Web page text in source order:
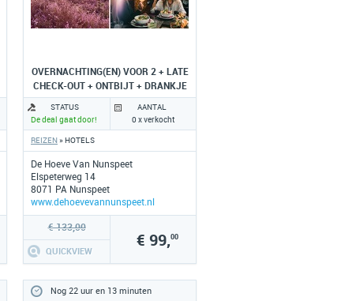
OVERNACHTING(EN) VOOR 2 + LATE
CHECK-OUT + ONTBIJT + DRANKJE
De Hoeve Van Nunspeet
Elspeterweg 14
8071 PA Nunspeet
www.dehoevevannunspeet.nl
REIZEN» HOTELS
STATUS
De deal gaat door!
AANTAL
0 x verkocht
€ 133,00
QUICKVIEW
€ 99,00
Nog 22 uur en 13 minuten